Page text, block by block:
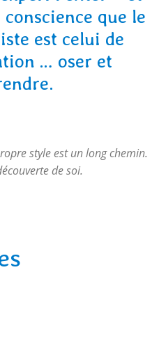
que le
est celui de
… oser et
style est un long chemin.
de soi.